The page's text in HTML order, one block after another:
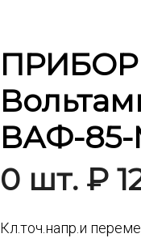
ПРИБОР
ВАФ-85-
0 шт. ₽
Кл.точ.напр.и